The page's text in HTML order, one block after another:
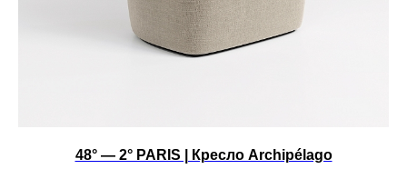
48° — 2° PARIS | Кресло Archipélago